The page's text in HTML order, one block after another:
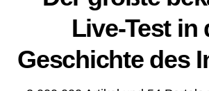
Live-Test in
Geschichte des